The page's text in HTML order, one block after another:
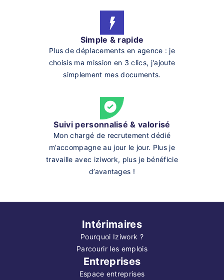
Simple & rapide
Plus de déplacements en agence : je
choisis ma mission en 3 clics, j'ajoute
simplement mes documents.
Suivi personnalisé & valorisé
Mon chargé de recrutement dédié
m’accompagne au jour le jour. Plus je
travaille avec iziwork, plus je bénéficie
d’avantages !
Intérimaires
Pourquoi Iziwork ?
Parcourir les emplois
Entreprises
Espace entreprises